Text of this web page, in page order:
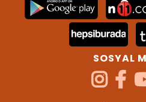
SOSYAL